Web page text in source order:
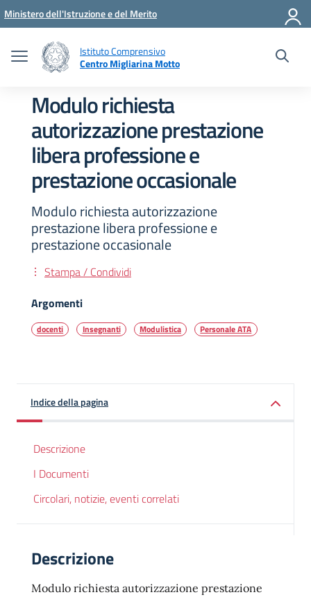
Vai ai contenuti
Vai al menu di navigazione
Vai al footer
Ministero dell'Istruzione e del Merito
Istituto Comprensivo
Centro Migliarina Motto
Modulo richiesta
autorizzazione prestazione
libera professione e
prestazione occasionale
Modulo richiesta autorizzazione
prestazione libera professione e
prestazione occasionale
Stampa / Condividi
Argomenti
docenti Insegnanti Modulistica Personale ATA
Indice della pagina
Descrizione
I Documenti
Circolari, notizie, eventi correlati
Descrizione
Modulo richiesta autorizzazione prestazione